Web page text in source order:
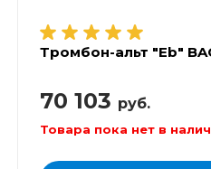
Тромбон-альт "Eb"
70 103 руб.
Товара пока нет в